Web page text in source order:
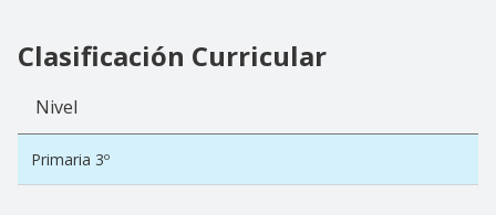
Clasificación Curricular
Nivel
Primaria 3º